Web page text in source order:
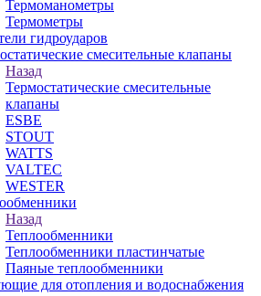
Термоманометры
Термометры
гидроударов
смесительные клапаны
Назад
Термостатические смесительные
клапаны
ESBE
STOUT
WATTS
VALTEC
WESTER
Назад
Теплообменники
Теплообменники пластинчатые
Паяные теплообменники
для отопления и водоснабжения